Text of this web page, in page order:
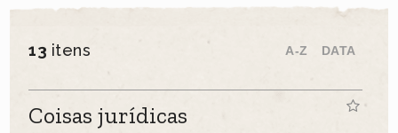
13 itens A-Z DATA
Coisas jurídicas